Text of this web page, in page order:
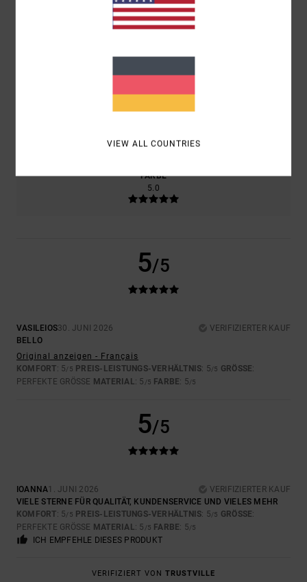
KOMFORT
5.0
5.0
ZU GROSS
FARBE
5.0
5/5
VASILEIOS30. JUNI 2026
VERIFIZIERTER KAUF
BELLO
Original anzeigen - Français
KOMFORT: 5/5 PREIS-LEISTUNGS-VERHÄLTNIS: 5/5 GRÖSSE :
PERFEKTE GRÖSSE MATERIAL: 5 /5 FARBE: 5/5
5/5
IOANNA1. JUNI 2026
VERIFIZIERTER KAUF
VIELE STERNE FÜR QUALITÄT, KUNDENSERVICE UND VIELES MEHR
KOMFORT: 5/5 PREIS-LEISTUNGS-VERHÄLTNIS: 5/5 GRÖSSE :
PERFEKTE GRÖSSE MATERIAL: 5 /5 FARBE: 5/5
ICH EMPFEHLE DIESES PRODUKT
VERIFIZIERT VON TRUSTVILLE
VIEW ALL COUNTRIES